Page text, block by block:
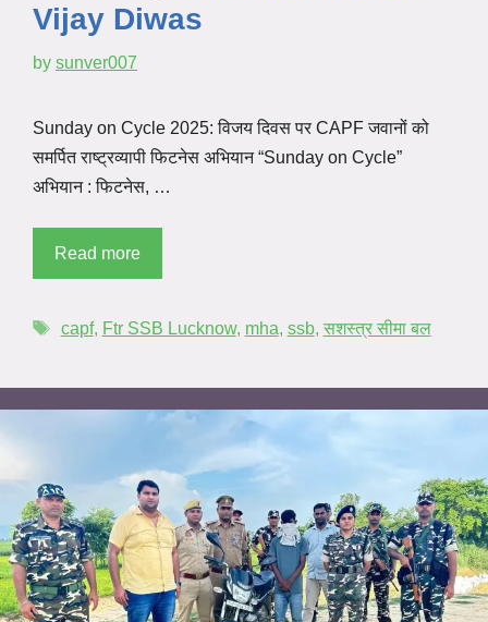
Vijay Diwas
by sunver007
Sunday on Cycle 2025: विजय दिवस पर CAPF जवानों को
समर्पित राष्ट्रव्यापी फिटनेस अभियान “Sunday on Cycle”
अभियान : फिटनेस, …
Read more
capf, Ftr SSB Lucknow, mha, ssb, सशस्त्र सीमा बल